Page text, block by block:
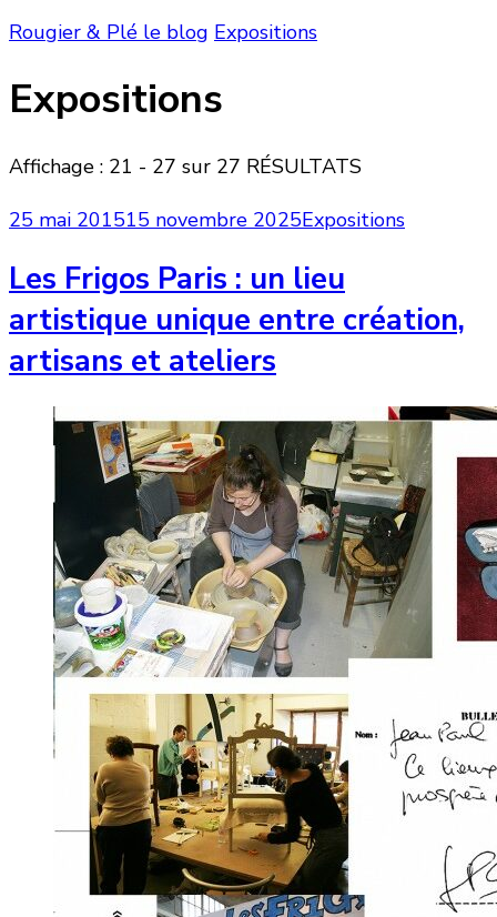
Rougier & Plé le blog Expositions
Expositions
Affichage : 21 - 27 sur 27 RÉSULTATS
25 mai 201515 novembre 2025Expositions
Les Frigos Paris : un lieu
artistique unique entre création,
artisans et ateliers